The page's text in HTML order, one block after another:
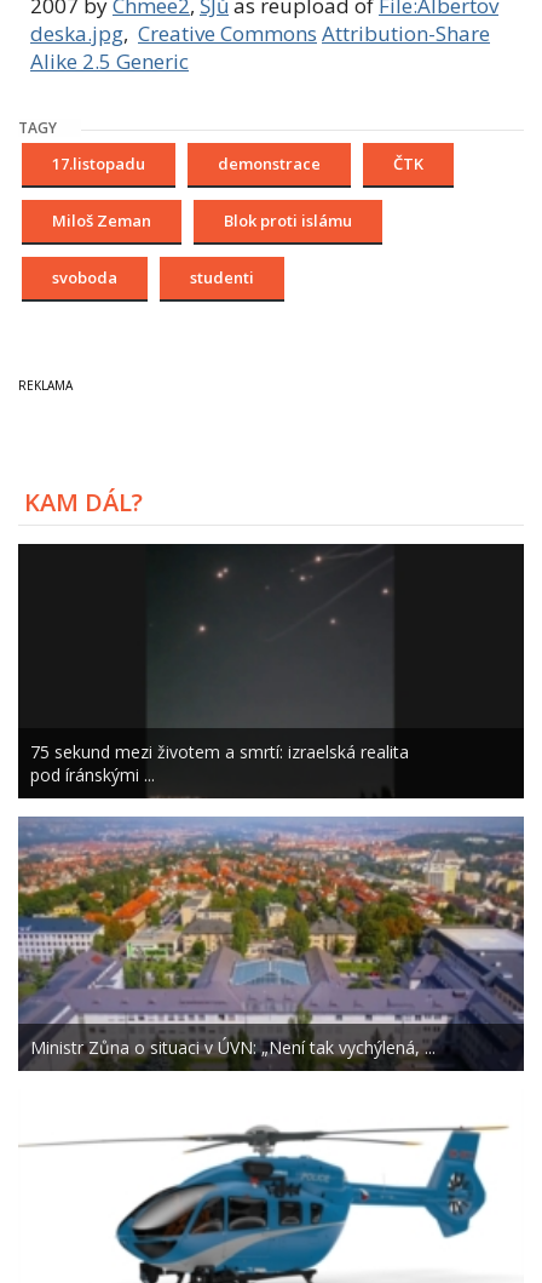
2007 byChmee2, ŠJů as reupload of File:Albertov
deska.jpg, Creative Commons Attribution-Share
Alike 2.5 Generic
TAGY
17.listopadu demonstrace ČTK
Miloš Zeman Blok proti islámu
svoboda studenti
KAM DÁL?
75 sekund mezi životem a smrtí: izraelská realita
pod íránskými ...
Ministr Zůna o situaci v ÚVN: „Není tak vychýlená, ...